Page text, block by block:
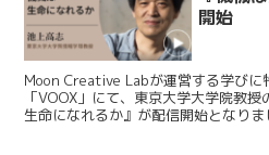
開始
Moon Creative Labが運営する学びに
「VOOX」にて、東京大学大学院教
生命になれるか』が配信開始となり